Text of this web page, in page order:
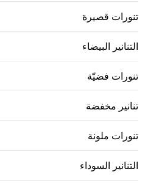
تنورات قصيرة
التنانير البيضاء
تنورات فضيّة
تنانير مخفضة
تنورات ملونة
التنانير السوداء